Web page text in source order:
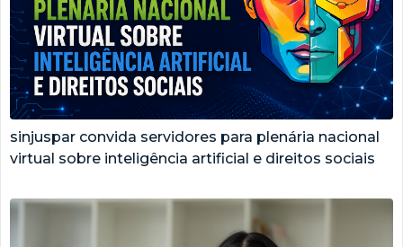
sinjuspar convida servidores para plenária nacional
virtual sobre inteligência artificial e direitos sociais